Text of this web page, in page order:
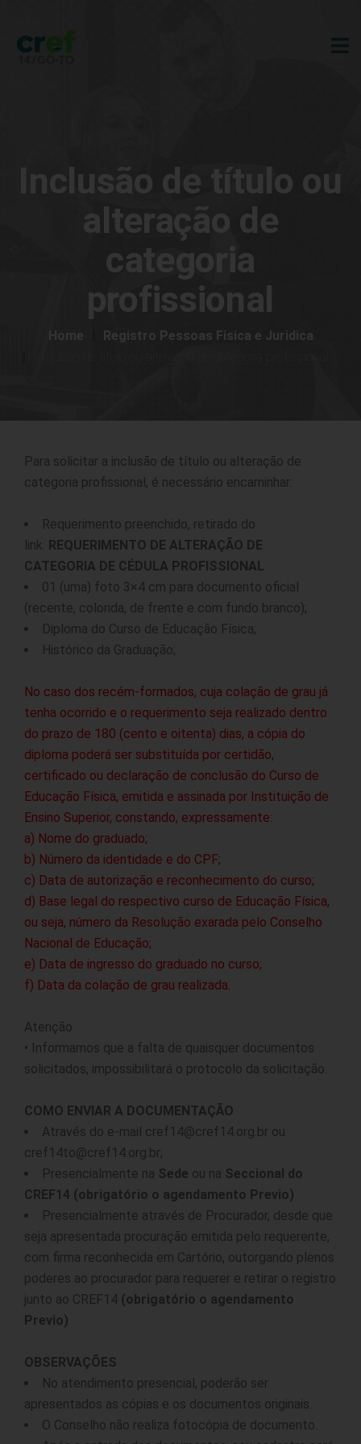
Inclusão de título ou
alteração de
categoria
profissional
Home
Registro Pessoas Fisica e Juridica
Para solicitar a inclusão de título ou alteração de
categoria profissional, é necessário encaminhar:
Requerimento preenchido, retirado do
link: REQUERIMENTO DE ALTERAÇÃO DE
CATEGORIA DE CÉDULA PROFISSIONAL
01 (uma) foto 3×4 cm para documento oficial
(recente, colorida, de frente e com fundo branco);
Diploma do Curso de Educação Física;
Histórico da Graduação;
No caso dos recém-formados, cuja colação de grau já
tenha ocorrido e o requerimento seja realizado dentro
do prazo de 180 (cento e oitenta) dias, a cópia do
diploma poderá ser substituída por certidão,
certificado ou declaração de conclusão do Curso de
Educação Física, emitida e assinada por Instituição de
Ensino Superior, constando, expressamente:
a) Nome do graduado;
b) Número da identidade e do CPF;
c) Data de autorização e reconhecimento do curso;
d) Base legal do respectivo curso de Educação Física,
ou seja, número da Resolução exarada pelo Conselho
Nacional de Educação;
e) Data de ingresso do graduado no curso;
f) Data da colação de grau realizada.
Atenção
• Informamos que a falta de quaisquer documentos
solicitados, impossibilitará o protocolo da solicitação.
COMO ENVIAR A DOCUMENTAÇÃO
Através do e-mail cref14@cref14.org.br ou
cref14to@cref14.org.br;
Presencialmente na Sede ou na Seccional do
CREF14 (obrigatório o agendamento Previo)
Presencialmente através de Procurador, desde que
seja apresentada procuração emitida pelo requerente,
com firma reconhecida em Cartório, outorgando plenos
poderes ao procurador para requerer e retirar o registro
junto ao CREF14 (obrigatório o agendamento
Previo)
OBSERVAÇÕES
No atendimento presencial, poderão ser
apresentados as cópias e os documentos originais.
O Conselho não realiza fotocópia de documento.